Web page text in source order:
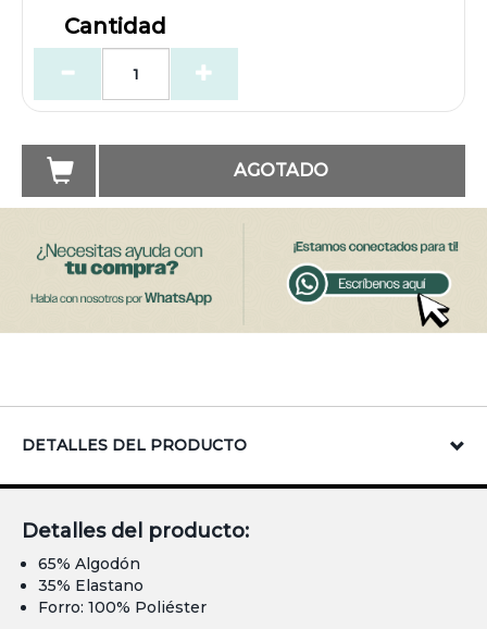
Cantidad
AGOTADO
DETALLES DEL PRODUCTO
Detalles del producto:
65% Algodón
35% Elastano
Forro: 100% Poliéster